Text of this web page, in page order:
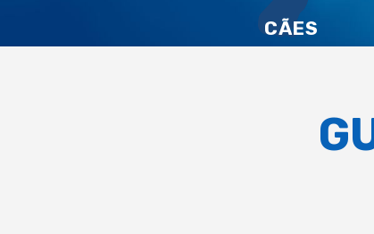
CÃES